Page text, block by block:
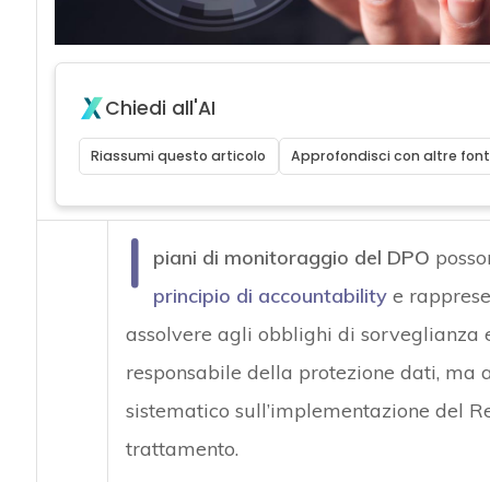
Chiedi all'AI
Riassumi questo articolo Approfondisci con altre
I piani di monitoraggio del DPO
principio di accountabilitye
assolvere agli obblighi di
responsabile della protezione dati, ma
sistematico sull’implementazione del
trattamento.